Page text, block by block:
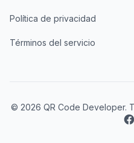
Política de privacidad
Términos del servicio
© 2026 QR Code Developer.